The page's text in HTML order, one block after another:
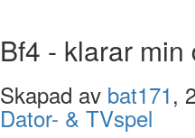
Bf4 - klarar min
Skapad av bat171,
Dator- & TVspel